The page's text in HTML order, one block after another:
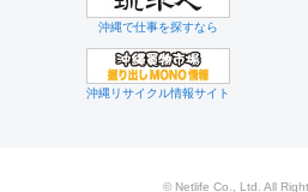
沖縄で仕事を探すなら
沖縄リサイクル情報サイト
© Netlife Co., Ltd. All